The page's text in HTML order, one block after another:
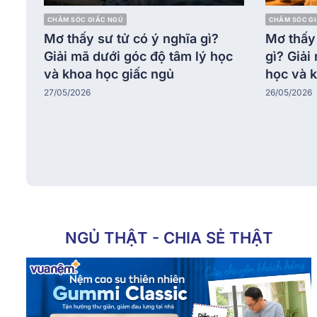
CHĂM SÓC GIẤC NGỦ
Mơ thấy sư tử có ý nghĩa gì?
Giải mã dưới góc độ tâm lý học
và khoa học giấc ngủ
27/05/2026
CHĂM SÓC
Mơ
gì? Giải
học và
26/05/2026
NGỦ THẬT - CHIA SẺ THẬT